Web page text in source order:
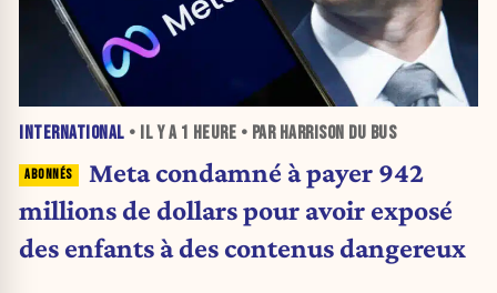
INTERNATIONAL • IL Y A 1 HEURE • PAR HARRISON DU BUS
Meta condamné à payer 942
millions de dollars pour avoir exposé
des enfants à des contenus dangereux